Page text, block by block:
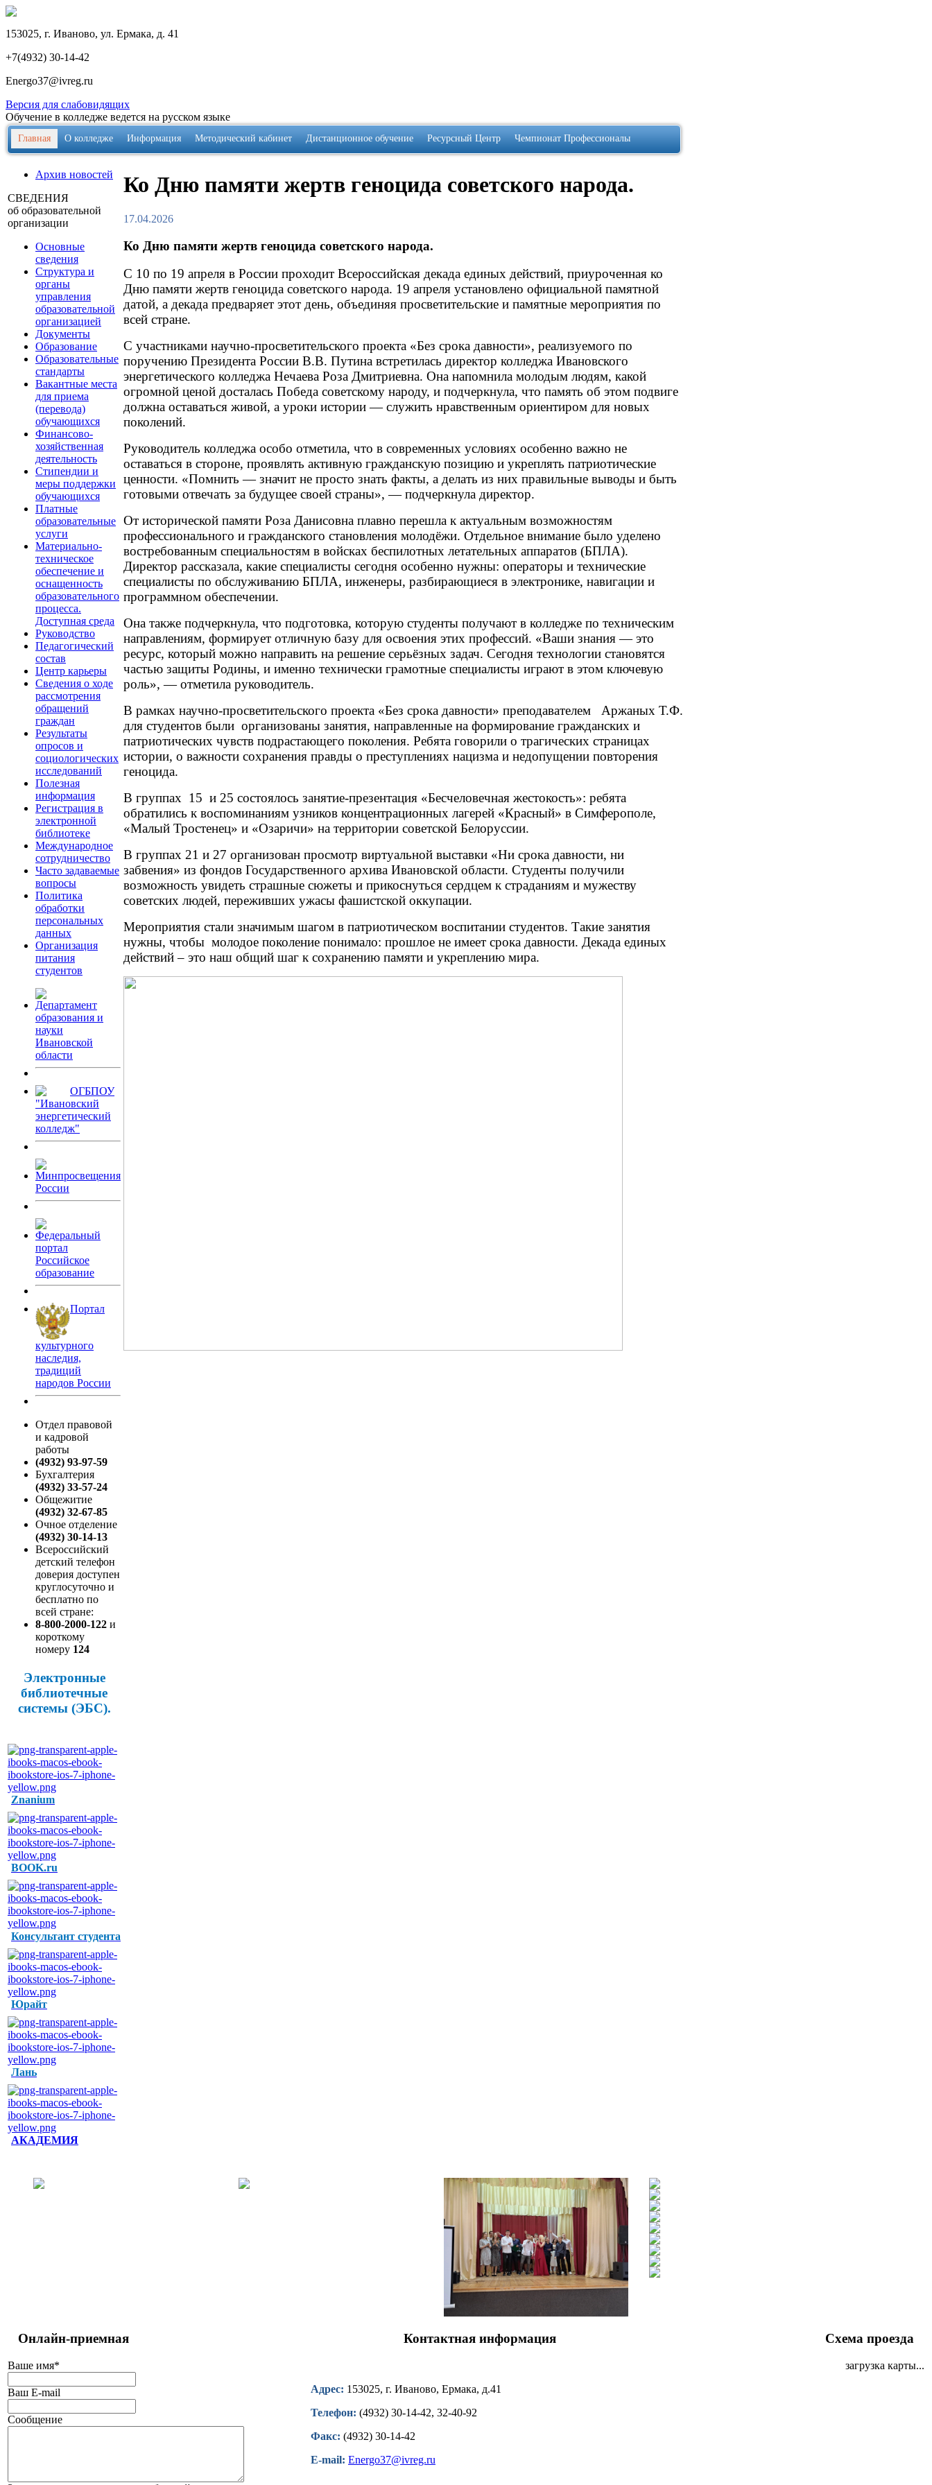
153025, г. Иваново, ул. Ермака, д. 41
+7(4932) 30-14-42
Energo37@ivreg.ru
Версия для слабовидящих
Обучение в колледже ведется на русском языке
Главная О колледже Информация Методический кабинет Дистанционное обучение Ресурсный Центр Чемпионат Профессионалы
Архив новостей
СВЕДЕНИЯ
об образовательной
организации
Основные
сведения
Структура и
органы
управления
образовательной
организацией
Документы
Образование
Образовательные
стандарты
Вакантные места
для приема
(перевода)
обучающихся
Финансово-
хозяйственная
деятельность
Стипендии и
меры поддержки
обучающихся
Платные
образовательные
услуги
Материально-
техническое
обеспечение и
оснащенность
образовательного
процесса.
Доступная среда
Руководство
Педагогический
состав
Центр карьеры
Сведения о ходе
рассмотрения
обращений
граждан
Результаты
опросов и
социологических
исследований
Полезная
информация
Регистрация в
электронной
библиотеке
Международное
сотрудничество
Часто задаваемые
вопросы
Политика
обработки
персональных
данных
Организация
питания
студентов
Департамент
образования и
науки
Ивановской
области
ОГБПОУ
"Ивановский
энергетический
колледж"
Минпросвещения
России
Федеральный
портал
Российское
образование
Портал
культурного
наследия,
традиций
народов России
Отдел правовой
и кадровой
работы
(4932) 93-97-59
Бухгалтерия
(4932) 33-57-24
Общежитие
(4932) 32-67-85
Очное отделение
(4932) 30-14-13
Всероссийский
детский телефон
доверия доступен
круглосуточно и
бесплатно по
всей стране:
8-800-2000-122 и
короткому
номеру 124
Электронные
библиотечные
системы (ЭБС).
Znanium
BOOK.ru
Консультант студента
Юрайт
Лань
АКАДЕМИЯ
Ко Дню памяти жертв геноцида советского народа.
17.04.2026
Ко Дню памяти жертв геноцида советского народа.
С 10 по 19 апреля в России проходит Всероссийская декада единых действий, приуроченная ко
Дню памяти жертв геноцида советского народа. 19 апреля установлено официальной памятной
датой, а декада предваряет этот день, объединяя просветительские и памятные мероприятия по
всей стране.
С участниками научно-просветительского проекта «Без срока давности», реализуемого по
поручению Президента России В.В. Путина встретилась директор колледжа Ивановского
энергетического колледжа Нечаева Роза Дмитриевна. Она напомнила молодым людям, какой
огромной ценой досталась Победа советскому народу, и подчеркнула, что память об этом подвиге
должна оставаться живой, а уроки истории — служить нравственным ориентиром для новых
поколений.
Руководитель колледжа особо отметила, что в современных условиях особенно важно не
оставаться в стороне, проявлять активную гражданскую позицию и укреплять патриотические
ценности. «Помнить — значит не просто знать факты, а делать из них правильные выводы и быть
готовыми отвечать за будущее своей страны», — подчеркнула директор.
От исторической памяти Роза Данисовна плавно перешла к актуальным возможностям
профессионального и гражданского становления молодёжи. Отдельное внимание было уделено
востребованным специальностям в войсках беспилотных летательных аппаратов (БПЛА).
Директор рассказала, какие специалисты сегодня особенно нужны: операторы и технические
специалисты по обслуживанию БПЛА, инженеры, разбирающиеся в электронике, навигации и
программном обеспечении.
Она также подчеркнула, что подготовка, которую студенты получают в колледже по техническим
направлениям, формирует отличную базу для освоения этих профессий. «Ваши знания — это
ресурс, который можно направить на решение серьёзных задач. Сегодня технологии становятся
частью защиты Родины, и именно технически грамотные специалисты играют в этом ключевую
роль», — отметила руководитель.
В рамках научно-просветительского проекта «Без срока давности» преподавателем Аржаных Т.Ф.
для студентов были организованы занятия, направленные на формирование гражданских и
патриотических чувств подрастающего поколения. Ребята говорили о трагических страницах
истории, о важности сохранения правды о преступлениях нацизма и недопущении повторения
геноцида.
В группах 15 и 25 состоялось занятие-презентация «Бесчеловечная жестокость»: ребята
обратились к воспоминаниям узников концентрационных лагерей «Красный» в Симферополе,
«Малый Тростенец» и «Озаричи» на территории советской Белоруссии.
В группах 21 и 27 организован просмотр виртуальной выставки «Ни срока давности, ни
забвения» из фондов Государственного архива Ивановской области. Студенты получили
возможность увидеть страшные сюжеты и прикоснуться сердцем к страданиям и мужеству
советских людей, переживших ужасы фашистской оккупации.
Мероприятия стали значимым шагом в патриотическом воспитании студентов. Такие занятия
нужны, чтобы молодое поколение понимало: прошлое не имеет срока давности. Декада единых
действий – это наш общий шаг к сохранению памяти и укреплению мира.
Онлайн-приемная
Ваше имя*
Ваш E-mail
Сообщение
Контактная информация
Адрес: 153025, г. Иваново, Ермака, д.41
Телефон: (4932) 30-14-42, 32-40-92
Факс: (4932) 30-14-42
E-mail: Energo37@ivreg.ru
Схема проезда
загрузка карты...